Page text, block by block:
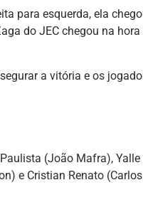
para esquerda, ela
do JEC chegou na
a vitória e os
(João Mafra), Yalle
e Cristian Renato